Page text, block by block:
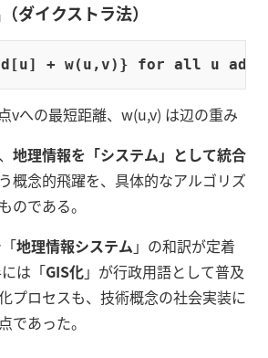
ダイクストラ法）
vへの最短距離、w(u,v) は辺の重み
地理情報を「システム」として統合
概念的飛躍を、具体的なアルゴリズ
のである。
地理情報システム 」の和訳が定着
は「GIS化」が行政用語として普及
プロセスも、技術概念の社会実装に
であった。